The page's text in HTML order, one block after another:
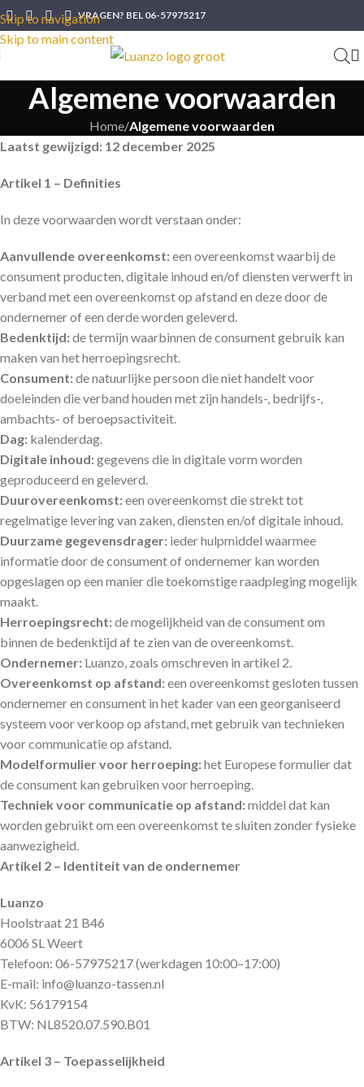
Skip to navigation
Skip to main content
VRAGEN? BEL 06-57975217
Algemene voorwaarden
Home/Algemene voorwaarden
Laatst gewijzigd: 12 december 2025
Artikel 1 – Definities
In deze voorwaarden wordt verstaan onder:
Aanvullende overeenkomst:een overeenkomst waarbij de
consument producten, digitale inhoud en/of diensten verwerft in
verband met een overeenkomst op afstand en deze door de
ondernemer of een derde worden geleverd.
Bedenktijd:de termijn waarbinnen de consument gebruik kan
maken van het herroepingsrecht.
Consument:de natuurlijke persoon die niet handelt voor
doeleinden die verband houden met zijn handels-, bedrijfs-,
ambachts- of beroepsactiviteit.
Dag: kalenderdag.
Digitale inhoud:gegevens die in digitale vorm worden
geproduceerd en geleverd.
Duurovereenkomst:een overeenkomst die strekt tot
regelmatige levering van zaken, diensten en/of digitale inhoud.
Duurzame gegevensdrager: ieder hulpmiddel waarmee
informatie door de consument of ondernemer kan worden
opgeslagen op een manier die toekomstige raadpleging mogelijk
maakt.
Herroepingsrecht:de mogelijkheid van de consument om
binnen de bedenktijd af te zien van de overeenkomst.
Ondernemer: Luanzo, zoals omschreven in artikel 2.
Overeenkomst op afstand:een overeenkomst gesloten tussen
ondernemer en consument in het kader van een georganiseerd
systeem voor verkoop op afstand, met gebruik van technieken
voor communicatie op afstand.
Modelformulier voor herroeping:het Europese formulier dat
de consument kan gebruiken voor herroeping.
Techniek voor communicatie op afstand:middel dat kan
worden gebruikt om een overeenkomst te sluiten zonder fysieke
aanwezigheid.
Artikel 2 – Identiteit van de ondernemer
Luanzo
Hoolstraat 21 B46
6006 SL Weert
Telefoon: 06-57975217 (werkdagen 10:00–17:00)
E-mail: info@luanzo-tassen.nl
KvK: 56179154
BTW: NL8520.07.590.B01
Artikel 3 – Toepasselijkheid